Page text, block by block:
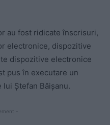
au fost ridicate înscrisuri,
electronice, dispozitive
dispozitive electronice
pus în executare un
lui Ștefan Băișanu.
-